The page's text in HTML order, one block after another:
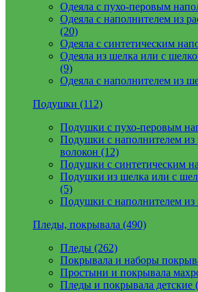
Одеяла с пухо-перовым
Одеяла с наполнителем из
(20)
Одеяла с синтетическим
Одеяла из шелка или с
(9)
Одеяла с наполнителем из
Подушки (112)
Подушки с пухо-перовым
Подушки с наполнителем из
волокон (12)
Подушки с синтетическим
Подушки из шелка или с
(5)
Подушки с наполнителем из
Пледы, покрывала (490)
Пледы (262)
Покрывала и наборы
Простыни и покрывала
Пледы и покрывала детские